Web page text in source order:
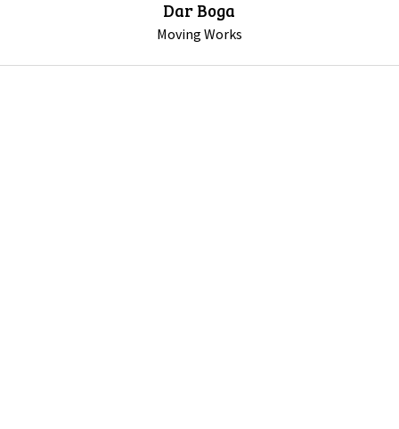
Dar Boga
Moving Works